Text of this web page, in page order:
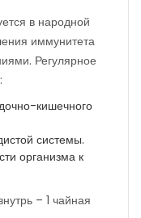
в народной
иммунитета
Регулярное
кишечного
системы.
организма к
– 1 чайная